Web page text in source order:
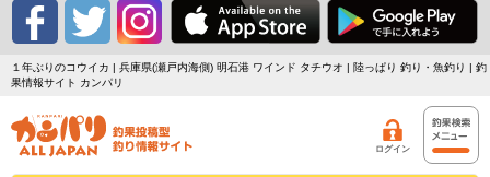
１年ぶりのコウイカ | 兵庫県(瀬戸内海側) 明石港 ワインド タチウオ | 陸っぱり 釣り・魚釣り | 釣
果情報サイト カンパリ
ログイン